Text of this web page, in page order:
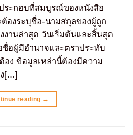
ระกอบที่สมบูรณ์ของหนังสือ
ต้องระบุชื่อ-นามสกุลของผู้ถูก
านล่าสุด วันเริ่มต้นและสิ้นสุด
ชื่อผู้มีอำนาจและตราประทับ
ง ข้อมูลเหล่านี้ต้องมีความ
[…]
reading →